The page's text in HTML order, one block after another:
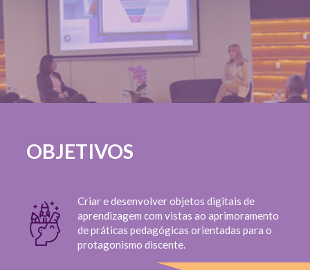
OBJETIVOS
Criar e desenvolver objetos digitais de
aprendizagem com vistas ao aprimoramento
de práticas pedagógicas orientadas para o
protagonismo discente.